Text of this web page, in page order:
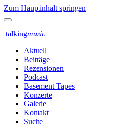
Zum Hauptinhalt springen
talkingmusic
Aktuell
Beiträge
Rezensionen
Podcast
Basement Tapes
Konzerte
Galerie
Kontakt
Suche